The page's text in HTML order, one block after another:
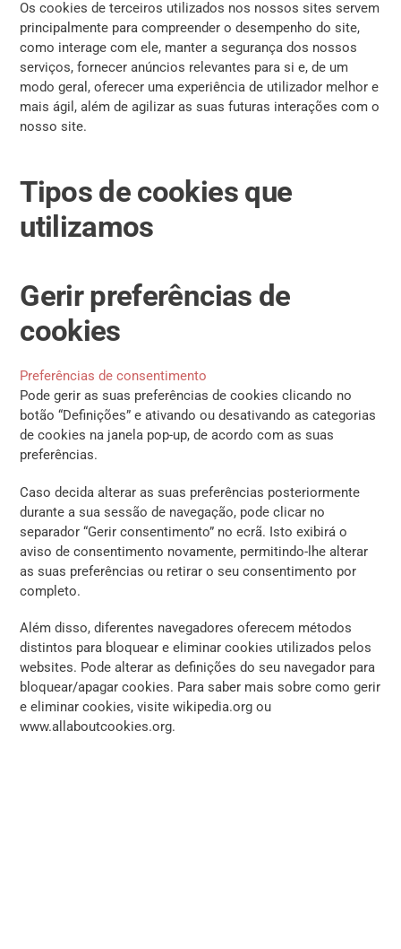
Os cookies de terceiros utilizados nos nossos sites servem
principalmente para compreender o desempenho do site,
como interage com ele, manter a segurança dos nossos
serviços, fornecer anúncios relevantes para si e, de um
modo geral, oferecer uma experiência de utilizador melhor e
mais ágil, além de agilizar as suas futuras interações com o
nosso site.
Tipos de cookies que
utilizamos
Gerir preferências de
cookies
Preferências de consentimento
Pode gerir as suas preferências de cookies clicando no
botão “Definições” e ativando ou desativando as categorias
de cookies na janela pop-up, de acordo com as suas
preferências.
Caso decida alterar as suas preferências posteriormente
durante a sua sessão de navegação, pode clicar no
separador “Gerir consentimento” no ecrã. Isto exibirá o
aviso de consentimento novamente, permitindo-lhe alterar
as suas preferências ou retirar o seu consentimento por
completo.
Além disso, diferentes navegadores oferecem métodos
distintos para bloquear e eliminar cookies utilizados pelos
websites. Pode alterar as definições do seu navegador para
bloquear/apagar cookies. Para saber mais sobre como gerir
e eliminar cookies, visite wikipedia.org ou
www.allaboutcookies.org.